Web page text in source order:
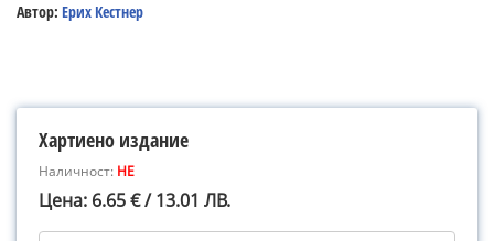
Автор: Ерих Кестнер
Хартиено издание
Наличност: НЕ
Цена: 6.65 € / 13.01 ЛВ.